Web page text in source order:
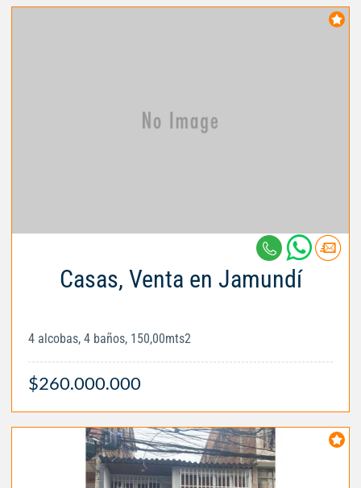
Casas, Venta en Jamundí
4 alcobas, 4 baños, 150,00mts2
$260.000.000